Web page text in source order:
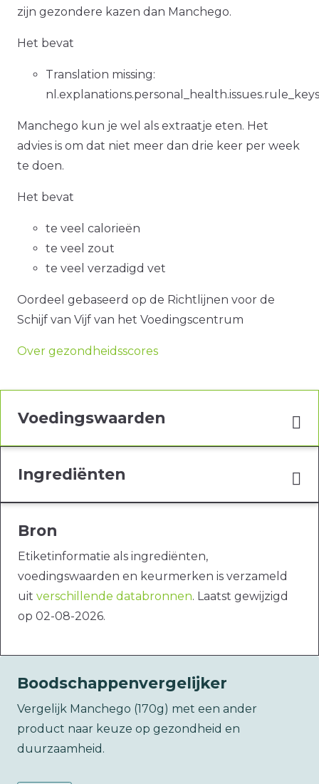
zijn gezondere kazen dan Manchego.
Het bevat
Translation missing:
Manchego kun je wel als extraatje eten. Het
advies is om dat niet meer dan drie keer per week
te doen.
Het bevat
te veel calorieën
te veel zout
te veel verzadigd vet
Oordeel gebaseerd op de Richtlijnen voor de
Schijf van Vijf van het Voedingscentrum
Over gezondheidsscores
Voedingswaarden
Ingrediënten
Bron
Etiketinformatie als ingrediënten,
voedingswaarden en keurmerken is verzameld
uit verschillende databronnen. Laatst gewijzigd
op 02-08-2026.
Boodschappenvergelijker
Vergelijk Manchego (170g) met een ander
product naar keuze op gezondheid en
duurzaamheid.